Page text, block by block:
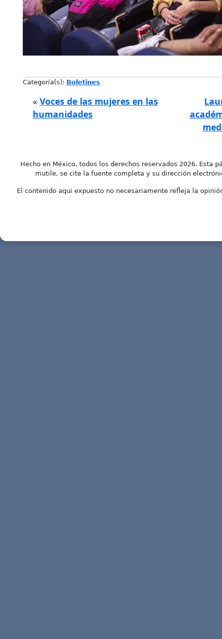
Categoría(s): Boletines
« Voces de las mujeres en las
humanidades
Hecho en México, todos los derechos reservados 2026. Esta
mutile, se cite la fuente completa y su dirección
El contenido aquí expuesto no necesariamente refleja la